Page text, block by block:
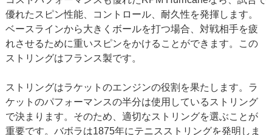
優れたスピン性能、コントロール、耐久性を発揮します。
ベースラインから大きくボールを打つ場合、対戦相手を疲
れさせるために重いスピンをかけることができます。この
ストリングはフランス製です。
ストリングはラケットのエンジンの役割を果たします。ラ
ケットのパフォーマンスの半分は使用しているストリング
で決まります。そのため、適切なストリングを選ぶことが
重要です。バボラは1875年にテニスストリングを発明しま